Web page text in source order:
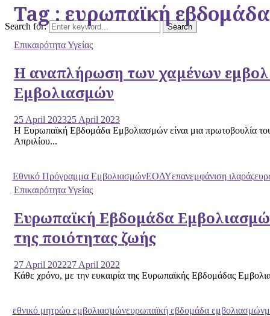
Search for: Search
Tag : ευρωπαϊκή
Επικαιρότητα Υγείας
Η αναπλήρωση των χαμένων
Εμβολιασμών
25 April 202325 April 2023
Η Ευρωπαϊκή Εβδομάδα Εμβολιασμών είναι μια πρωτοβουλία
Απριλίου...
Εθνικό Πρόγραμμα ΕμβολιασμώνΕΟΔΥεπανεμφάνιση ιλαράς
Επικαιρότητα Υγείας
Ευρωπαϊκή Εβδομάδα
της ποιότητας ζωής
27 April 202227 April 2022
Κάθε χρόνο, με την ευκαιρία της Ευρωπαϊκής Εβδομάδας
εθνικό μητρώο εμβολιασμώνευρωπαϊκή εβδομάδα εμβολιασμών